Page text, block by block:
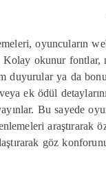
oyuncuların
okunur fontlar,
duyurular ya da
ek ödül
Bu sayede
göz